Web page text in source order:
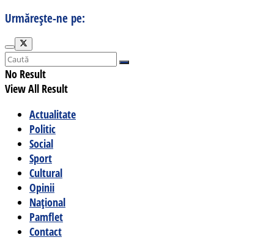
Urmărește-ne pe:
No Result
View All Result
Actualitate
Politic
Social
Sport
Cultural
Opinii
Național
Pamflet
Contact